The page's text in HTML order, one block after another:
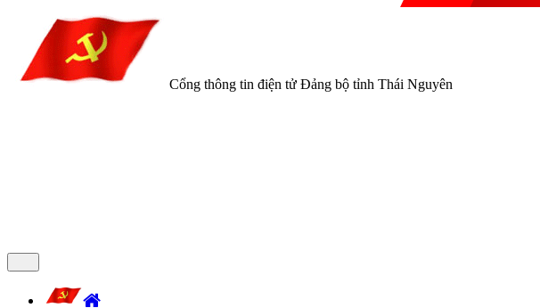
Cổng thông tin điện tử Đảng bộ tỉnh Thái Nguyên